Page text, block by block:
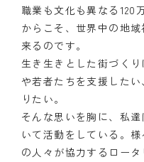
職業も文化も異なる120
からこそ、世界中の地
来るのです。
生き生きとした街づく
や若者たちを支援した
りたい。
そんな思いを胸に、私
いて活動をしている。
の人々が協力するロー